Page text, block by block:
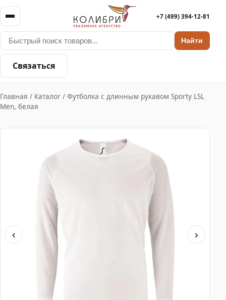
Найти
+7 (499) 394-12-81
Связаться
Главная / Каталог / Футболка с длинным рукавом Sporty LSL
Men, белая
‹ ›